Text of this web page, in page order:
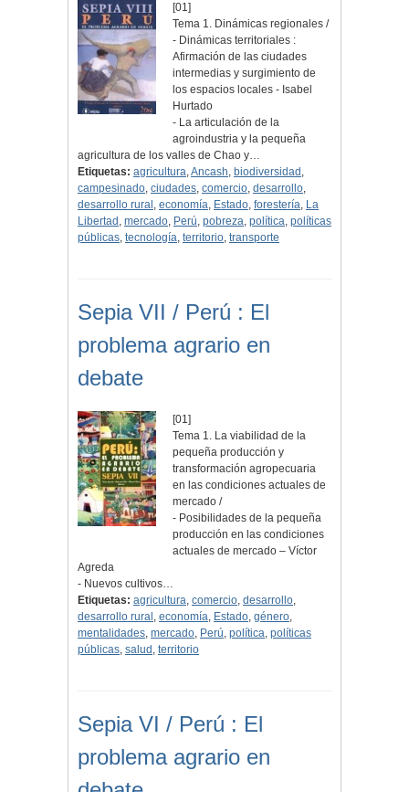
[01]
Tema 1. Dinámicas regionales /
- Dinámicas territoriales :
Afirmación de las ciudades
intermedias y surgimiento de
los espacios locales - Isabel
Hurtado
- La articulación de la
agroindustria y la pequeña
agricultura de los valles de Chao y…
Etiquetas: agricultura,Ancash, biodiversidad ,
campesinado, ciudades, comercio, desarrollo,
desarrollo rural , economía, Estado, forestería, La
Libertad , mercado, Perú, pobreza, política, políticas
públicas, tecnología, territorio, transporte
Sepia VII / Perú : El
problema agrario en
debate
[01]
Tema 1. La viabilidad de la
pequeña producción y
transformación agropecuaria
en las condiciones actuales de
mercado /
- Posibilidades de la pequeña
producción en las condiciones
actuales de mercado – Víctor
Agreda
- Nuevos cultivos…
Etiquetas: agricultura, comercio, desarrollo,
desarrollo rural , economía, Estado, género,
mentalidades, mercado, Perú, política, políticas
públicas, salud , territorio
Sepia VI / Perú : El
problema agrario en